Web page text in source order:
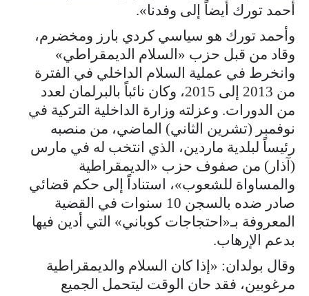
أحمد تورك أيضاً إلى وفدنا».
وأحمد تورك هو سياسي كردي بارز ومخضرم،
وقاد من قبل حزب «السلام الديمقراطي»
وانخرط في عملية السلام الداخلي في الفترة
من 2013 إلى 2015، وكان نائباً بالبرلمان لعدد
من الدورات. وعزلته وزارة الداخلية التركية في
نوفمبر (تشرين الثاني) الماضي، من منصبه
رئيساً لبلدية ماردين، الذي انتخب له في مارس
(آذار) من صفوف حزب «الديمقراطية
والمساواة للشعوب»، استناداً إلى حكم قضائي
صادر ضده بالسجن 10 سنوات في القضية
المعروفة بـ«احتجاجات كوباني» التي أدين فيها
بدعم الإرهاب.
وقال بولدان: «إذا كان السلام والديمقراطية
مرغوبين، فقد حان الوقت ليتحمل الجميع